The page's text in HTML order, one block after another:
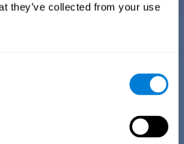
they’ve collected from your use
actividades de estimulación cognitiva